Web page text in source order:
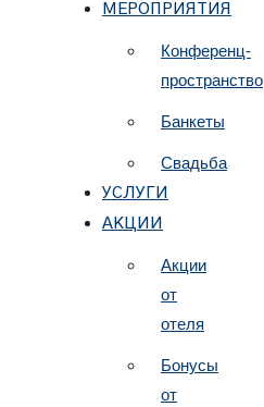
МЕРОПРИЯТИЯ
Конференц-
пространство
Банкеты
Свадьба
УСЛУГИ
АКЦИИ
Акции
от
отеля
Бонусы
от